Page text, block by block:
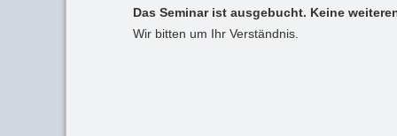
Das Seminar ist ausgebucht. Keine
Wir bitten um Ihr Verständnis.